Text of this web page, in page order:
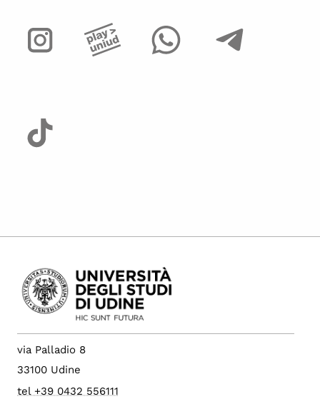
via Palladio 8
33100 Udine
tel +39 0432 556111